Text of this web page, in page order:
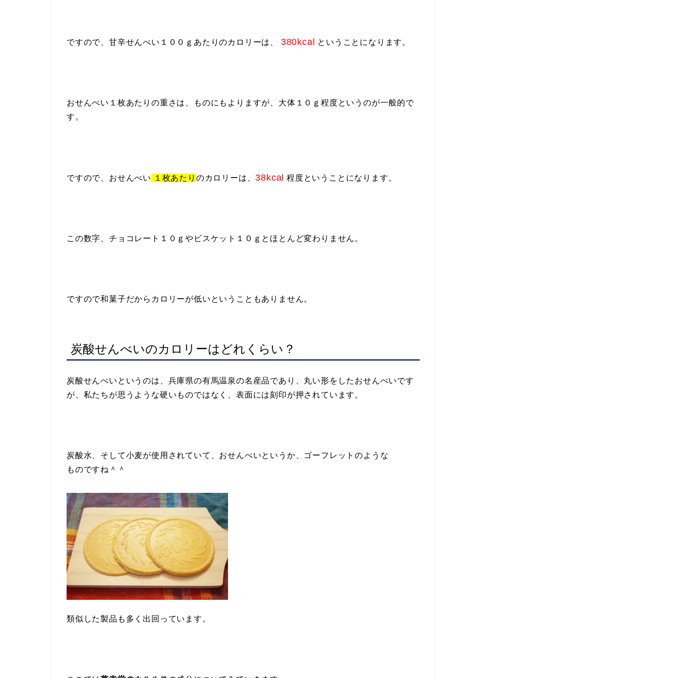
ですので、甘辛せんべい１００ｇあたりのカロリーは、 380kcal ということになります。
おせんべい１枚あたりの重さは、ものにもよりますが、大体１０ｇ程度というのが一般的で
す。
ですので、おせんべい １枚あたり のカロリーは、38kcal 程度ということになります。
この数字、チョコレート１０ｇやビスケット１０ｇとほとんど変わりません。
ですので和菓子だからカロリーが低いということもありません。
炭酸せんべいのカロリーはどれくらい？
炭酸せんべいというのは、兵庫県の有馬温泉の名産品であり、丸い形をしたおせんべいです
が、私たちが思うような硬いものではなく、表面には刻印が押されています。
炭酸水、そして小麦が使用されていて、おせんべいというか、ゴーフレットのような
ものですね＾＾
類似した製品も多く出回っています。